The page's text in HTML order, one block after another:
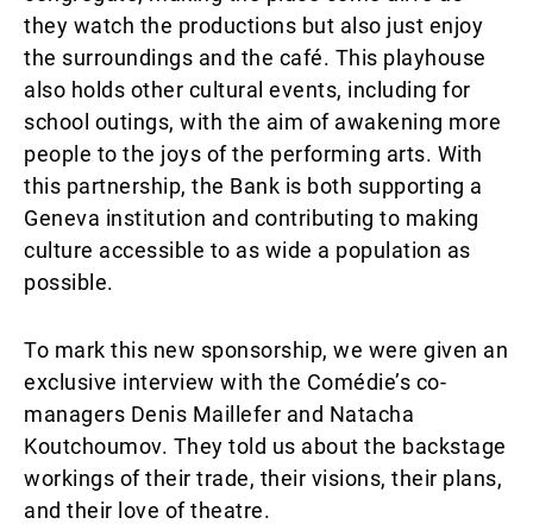
they watch the productions but also just enjoy
the surroundings and the café. This playhouse
also holds other cultural events, including for
school outings, with the aim of awakening more
people to the joys of the performing arts. With
this partnership, the Bank is both supporting a
Geneva institution and contributing to making
culture accessible to as wide a population as
possible.
To mark this new sponsorship, we were given an
exclusive interview with the Comédie’s co-
managers Denis Maillefer and Natacha
Koutchoumov. They told us about the backstage
workings of their trade, their visions, their plans,
and their love of theatre.